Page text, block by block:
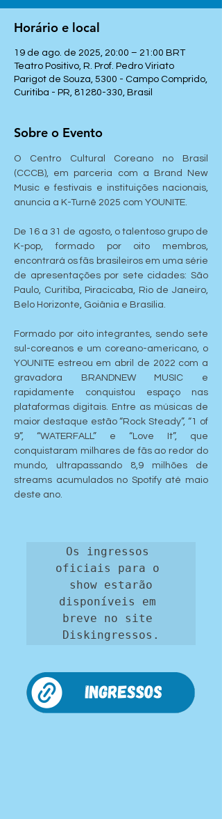
Horário e local
19 de ago. de 2025, 20:00 – 21:00 BRT
Teatro Positivo, R. Prof. Pedro Viriato
Parigot de Souza, 5300 - Campo Comprido,
Curitiba - PR, 81280-330, Brasil
Sobre o Evento
O Centro Cultural Coreano no Brasil
(CCCB), em parceria com a Brand New
Music e festivais e instituições nacionais,
anuncia a K-Turnê 2025 com YOUNITE.
De 16 a 31 de agosto, o talentoso grupo de
K-pop, formado por oito membros,
encontrará os fãs brasileiros em uma série
de apresentações por sete cidades: São
Paulo, Curitiba, Piracicaba, Rio de Janeiro,
Belo Horizonte, Goiânia e Brasília.
Formado por oito integrantes, sendo sete
sul-coreanos e um coreano-americano, o
YOUNITE estreou em abril de 2022 com a
gravadora BRANDNEW MUSIC e
rapidamente conquistou espaço nas
plataformas digitais. Entre as músicas de
maior destaque estão “Rock Steady”, “1 of
9”, “WATERFALL” e “Love It”, que
conquistaram milhares de fãs ao redor do
mundo, ultrapassando 8,9 milhões de
streams acumulados no Spotify até maio
deste ano.
Os ingressos
oficiais para o
show estarão
disponíveis em
breve no site
Diskingressos.